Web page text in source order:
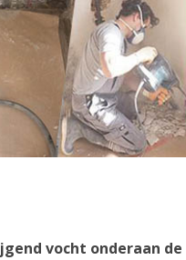
vocht onderaan de